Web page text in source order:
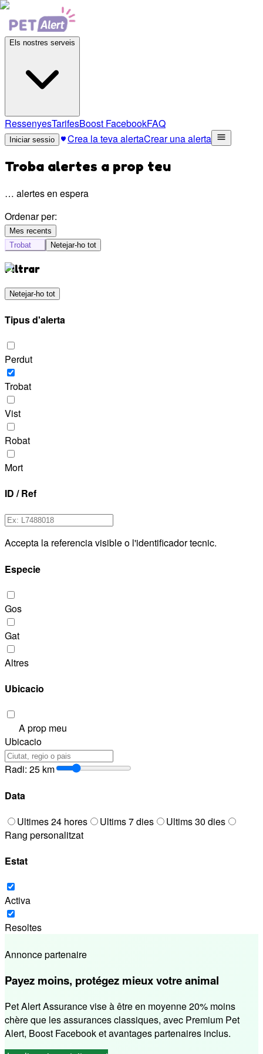
Els nostres serveis
RessenyesTarifesBoost FacebookFAQ
Iniciar sessio Crea la teva alertaCrear una alerta
Troba alertes a prop teu
… alertes en espera
Ordenar per:
Mes recents
Trobat
Netejar-ho tot
Filtrar
Netejar-ho tot
Tipus d'alerta
Perdut
Trobat
Vist
Robat
Mort
ID / Ref
Accepta la referencia visible o l'identificador tecnic.
Especie
Gos
Gat
Altres
Ubicacio
A prop meu
Ubicacio
Radi: 25 km
Data
Ultimes 24 hores
Ultims 7 dies
Ultims 30 dies
Rang personalitzat
Estat
Activa
Resoltes
Annonce partenaire
Payez moins, protégez mieux votre animal
Pet Alert Assurance vise à être en moyenne 20% moins
chère que les assurances classiques, avec Premium Pet
Alert, Boost Facebook et avantages partenaires inclus.